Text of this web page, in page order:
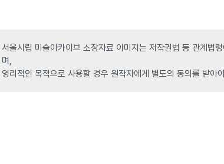
서울시립 미술아카이브 소장자료 이미지는 저작권법 등 관계법
며,
영리적인 목적으로 사용할 경우 원작자에게 별도의 동의를 받아